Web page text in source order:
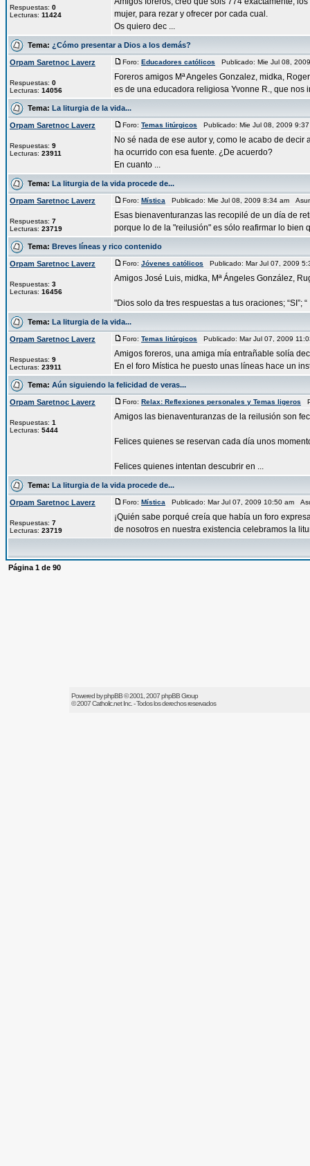
Respuestas: 0
Lecturas: 11424
mujer, para rezar y ofrecer por cada cual.
Os quiero dec ...
Tema: ¿Cómo presentar a Dios a los demás?
Orpam Saretnoc Laverz
Respuestas: 0
Lecturas: 14056
Foro: Educadores católicos Publicado: Mie Jul 08,
Foreros amigos Mª Angeles Gonzalez, midka,
es de una educadora religiosa Yvonne R., que nos
Tema: La liturgia de la vida...
Orpam Saretnoc Laverz
Respuestas: 9
Lecturas: 23911
Foro: Temas litúrgicos Publicado: Mie Jul 08, 2009
No sé nada de ese autor y, como le acabo de
ha ocurrido con esa fuente. ¿De acuerdo?
En cuanto ...
Tema: La liturgia de la vida procede de...
Orpam Saretnoc Laverz
Respuestas: 7
Lecturas: 23719
Foro: Mística Publicado: Mie Jul 08, 2009 8:34 am
Esas bienaventuranzas las recopilé de un día de
porque lo de la "reilusión" es sólo reafirmar lo bien
Tema: Breves líneas y rico contenido
Orpam Saretnoc Laverz
Respuestas: 3
Lecturas: 16456
Foro: Jóvenes católicos Publicado: Mar Jul 07, 2009
Amigos José Luis, midka, Mª Ángeles González,
"Dios solo da tres respuestas a tus oraciones; “SI”; “
Tema: La liturgia de la vida...
Orpam Saretnoc Laverz
Respuestas: 9
Lecturas: 23911
Foro: Temas litúrgicos Publicado: Mar Jul 07, 2009
Amigos foreros, una amiga mía entrañable solía
En el foro Mística he puesto unas líneas hace un
Tema: Aún siguiendo la felicidad de veras...
Orpam Saretnoc Laverz
Respuestas: 1
Lecturas: 5444
Foro: Relax: Reflexiones personales y Temas ligeros
Amigos las bienaventuranzas de la reilusión son
Felices quienes se reservan cada día unos
Felices quienes intentan descubrir en ...
Tema: La liturgia de la vida procede de...
Orpam Saretnoc Laverz
Respuestas: 7
Lecturas: 23719
Foro: Mística Publicado: Mar Jul 07, 2009 10:50 am
¡Quién sabe porqué creía que había un foro
de nosotros en nuestra existencia celebramos la
Página 1 de 90
Powered byphpBB© 2001, 2007 phpBB Group
© 2007Catholic.netInc. - Todos los derechos reservados